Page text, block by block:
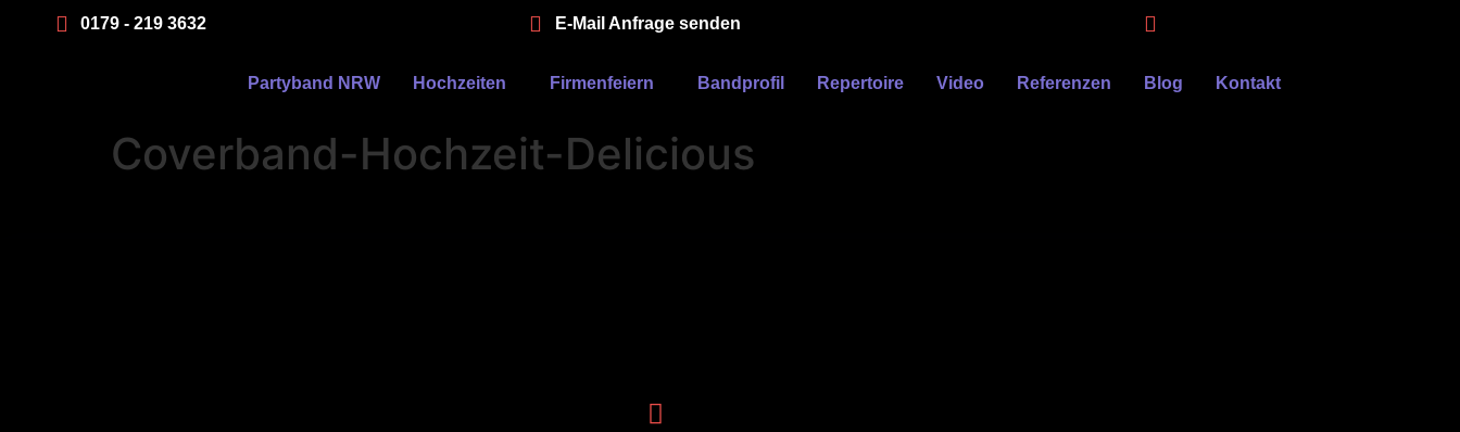
0179 - 219 3632 E-Mail Anfrage senden
Partyband NRW Hochzeiten Firmenfeiern Bandprofil Repertoire Video Referenzen Blog Kontakt
Coverband-Hochzeit-Delicious